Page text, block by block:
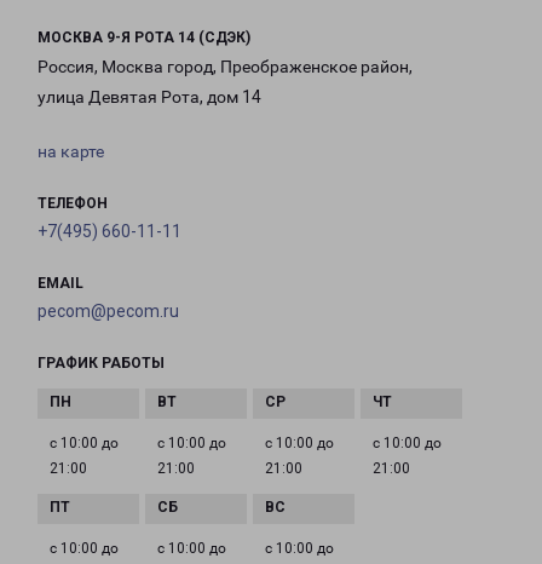
МОСКВА 9-Я РОТА 14 (СДЭК)
Россия, Москва город, Преображенское район,
улица Девятая Рота, дом 14
на карте
ТЕЛЕФОН
+7(495) 660-11-11
EMAIL
pecom@pecom.ru
ГРАФИК РАБОТЫ
с 10:00 до
21:00
с 10:00 до
21:00
с 10:00 до
21:00
с 10:00 до
21:00
с 10:00 до
с 10:00 до
с 10:00 до